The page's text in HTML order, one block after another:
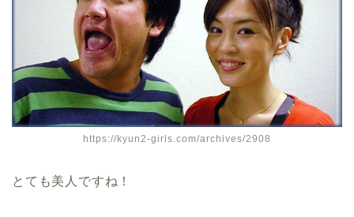
https://kyun2-girls.com/archives/2908
とても美人ですね！